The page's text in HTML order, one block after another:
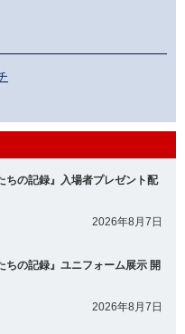
ちの記録』入場者プレゼント配
2026年8月7日
ちの記録』ユニフォーム展示 開
2026年8月7日